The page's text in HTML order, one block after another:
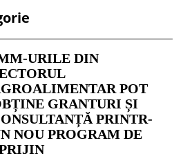
URILE DIN
POT
GRANTURI ȘI
PRINTR-
NOU PROGRAM DE